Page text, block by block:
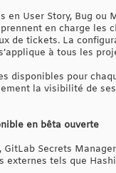
en User Story, Bug
en charge
de tickets. La
à tous les
disponibles pour
la visibilité de
en bêta ouverte
GitLab Secrets
tels que